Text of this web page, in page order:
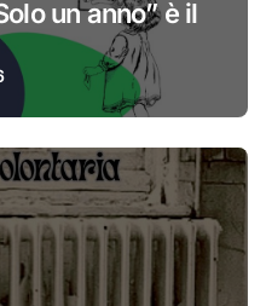
un anno” è il